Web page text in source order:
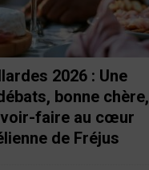
2026 : Une
bonne chère,
faire au cœur
de Fréjus